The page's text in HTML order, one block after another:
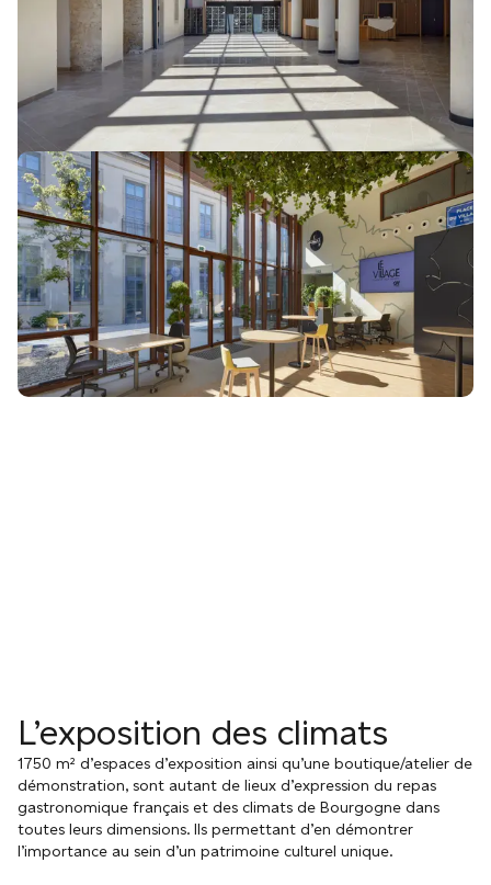
L’exposition des climats
1750 m² d’espaces d’exposition ainsi qu’une boutique/atelier de
démonstration, sont autant de lieux d’expression du repas
gastronomique français et des climats de Bourgogne dans
toutes leurs dimensions. Ils permettant d’en démontrer
l’importance au sein d’un patrimoine culturel unique.